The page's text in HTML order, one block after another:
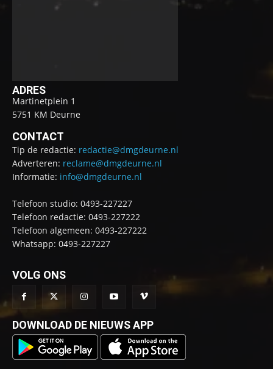
ADRES
Martinetplein 1
5751 KM Deurne
CONTACT
Tip de redactie: redactie@dmgdeurne.nl
Adverteren: reclame@dmgdeurne.nl
Informatie: info@dmgdeurne.nl
Telefoon studio: 0493-227227
Telefoon redactie: 0493-227222
Telefoon algemeen: 0493-227222
Whatsapp: 0493-227227
VOLG ONS
DOWNLOAD DE NIEUWS APP